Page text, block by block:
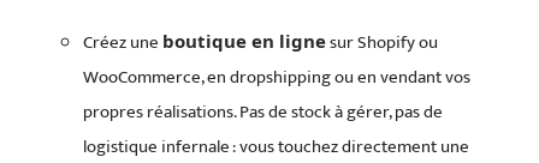
Créez une boutique en lignesur Shopify ou
WooCommerce, en dropshipping ou en vendant vos
propres réalisations. Pas de stock à gérer, pas de
logistique infernale : vous touchez directement une